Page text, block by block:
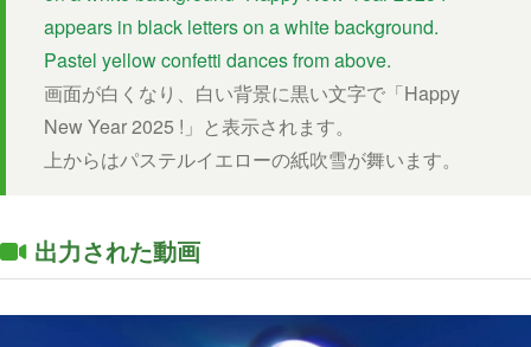
appears in black letters on a white background.
Pastel yellow confetti dances from above.
画面が白くなり、白い背景に黒い文字で「Happy
New Year 2025 !」と表示されます。
上からはパステルイエローの紙吹雪が舞います。
出力された動画